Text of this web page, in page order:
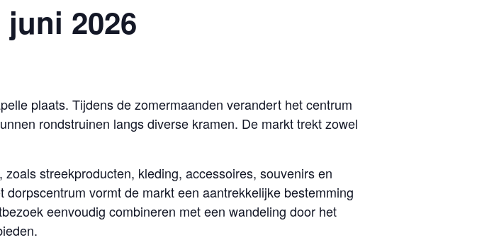
2026
plaats. Tijdens de zomermaanden verandert het centrum
rondstruinen langs diverse kramen. De markt trekt zowel
streekproducten, kleding, accessoires, souvenirs en
vormt de markt een aantrekkelijke bestemming
eenvoudig combineren met een wandeling door het